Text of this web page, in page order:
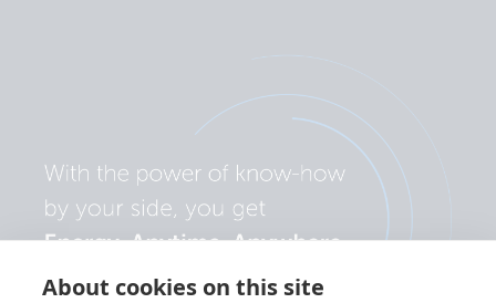
About cookies on this site